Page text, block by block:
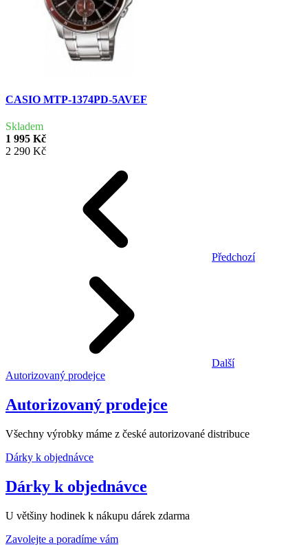
CASIO MTP-1374PD-5AVEF
Skladem
1 995 Kč
2 290 Kč
Předchozí
Další
Autorizovaný prodejce
Autorizovaný prodejce
Všechny výrobky máme z české autorizované distribuce
Dárky k objednávce
Dárky k objednávce
U většiny hodinek k nákupu dárek zdarma
Zavolejte a poradíme vám